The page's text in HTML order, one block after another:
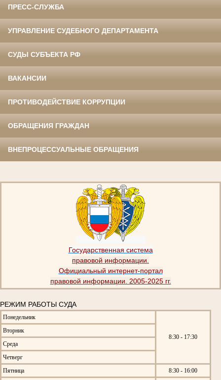
ПРЕСС-СЛУЖБА
УПРАВЛЕНИЕ СУДЕБНОГО ДЕПАРТАМЕНТА
СУДЫ СУБЪЕКТА РФ
ВАКАНСИИ
ПРОТИВОДЕЙСТВИЕ КОРРУПЦИИ
ОБРАЩЕНИЯ ГРАЖДАН
ВНЕПРОЦЕССУАЛЬНЫЕ ОБРАЩЕНИЯ
Государственная система
правовой информации.
Официальный интернет-портал
правовой информации. 2005-2025 гг.
РЕЖИМ РАБОТЫ СУДА
Понедельник
8:30 - 17:30
Вторник
Среда
Четверг
Пятница
8:30 - 16:00